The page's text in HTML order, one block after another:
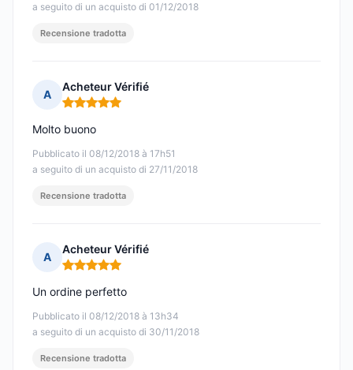
a seguito di un acquisto di 01/12/2018
Recensione tradotta
A
Acheteur Vérifié
Nota: 5 su 5
Pubblicato il 08/12/2018 à 17h51
a seguito di un acquisto di 27/11/2018
Molto buono
Recensione tradotta
A
Acheteur Vérifié
Nota: 5 su 5
Pubblicato il 08/12/2018 à 13h34
a seguito di un acquisto di 30/11/2018
Un ordine perfetto
Recensione tradotta